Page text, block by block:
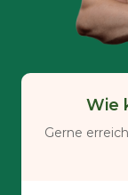
Wie
Gerne